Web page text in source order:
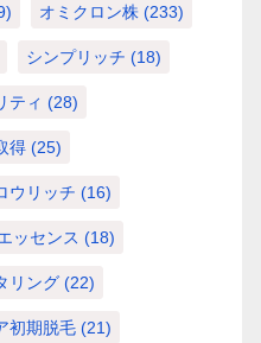
オミクロン株 (233)
シンプリッチ (18)
ティ (28)
得 (25)
ウリッチ (16)
ッセンス (18)
リング (22)
初期脱毛 (21)